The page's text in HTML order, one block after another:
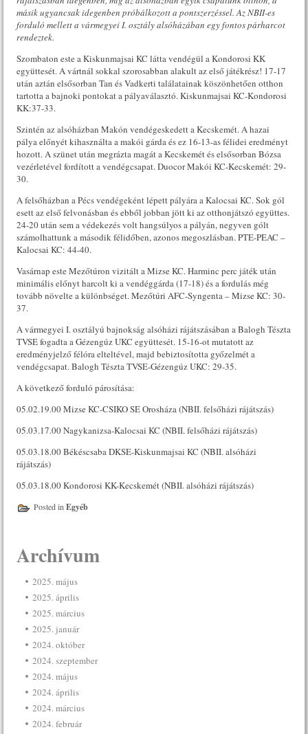
másik ugyancsak idegenben próbálkozott a pontszerzéssel. Az NBII-es
forduló mellett a vármegyei I. osztály alsóházában egy fontos párharcot
rendeztek.
Szombaton este a Kiskunmajsai KC látta vendégül a Kondorosi KK
együttesét. A vártnál sokkal szorosabban alakult az első játékrész! 17-17
után aztán elsősorban Tan és Vadkerti találatainak köszönhetően otthon
tartotta a bajnoki pontokat a pályaválasztó. Kiskunmajsai KC-Kondorosi
KK:37-33.
Szintén az alsóházban Makón vendégeskedett a Kecskemét. A hazai
pálya előnyét kihasználta a makói gárda és ez 16-13-as félidei eredményt
hozott. A szünet után megrázta magát a Kecskemét és elsősorban Bózsa
vezérletével fordított a vendégcsapat. Duocor Makói KC-Kecskemét: 29-
30.
A felsőházban a Pécs vendégeként lépett pályára a Kalocsai KC. Sok gól
esett az első felvonásban és ebből jobban jött ki az otthonjátszó együttes.
24-20 után sem a védekezés volt hangsúlyos a pályán, negyven gólt
számolhattunk a második félidőben, azonos megoszlásban. PTE-PEAC –
Kalocsai KC: 44-40.
Vasárnap este Mezőtúron vizitált a Mizse KC. Harminc perc játék után
minimális előnyt harcolt ki a vendéggárda (17-18) és a fordulás még
tovább növelte a különbséget. Mezőtúri AFC-Syngenta – Mizse KC: 30-
37.
A vármegyei I. osztályú bajnokság alsóházi rájátszásában a Balogh Tészta
TVSE fogadta a Gézengúz UKC együttesét. 15-16-ot mutatott az
eredményjelző félóra elteltével, majd bebiztosította győzelmét a
vendégcsapat. Balogh Tészta TVSE-Gézengúz UKC: 29-35.
A következő forduló párosítása:
05.02.19.00 Mizse KC-CSIKO SE Orosháza (NBII. felsőházi rájátszás)
05.03.17.00 Nagykanizsa-Kalocsai KC (NBII. felsőházi rájátszás)
05.03.18.00 Békéscsaba DKSE-Kiskunmajsai KC (NBII. alsóházi
rájátszás)
05.03.18.00 Kondorosi KK-Kecskemét (NBII. alsóházi rájátszás)
Posted in Egyéb
Archívum
2025. május
2025. április
2025. március
2025. január
2024. október
2024. szeptember
2024. május
2024. április
2024. március
2024. február